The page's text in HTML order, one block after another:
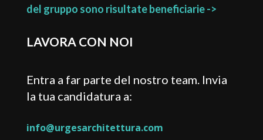
del gruppo sono risultate beneficiarie ->
LAVORA CON NOI
Entra a far parte del nostro team. Invia
la tua candidatura a:
info@urgesarchitettura.com